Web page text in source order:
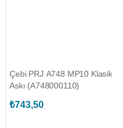
Çebi PRJ A748 MP10 Klasik
Askı (A748000110)
₺743,50